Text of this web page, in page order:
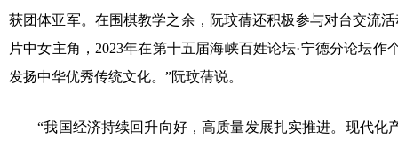
获团体亚军。在围棋教学之余，阮玟蒨还积极参与对台交流
片中女主角，2023年在第十五届海峡百姓论坛·宁德分论坛
发扬中华优秀传统文化。”阮玟蒨说。
“我国经济持续回升向好，高质量发展扎实推进。现代化